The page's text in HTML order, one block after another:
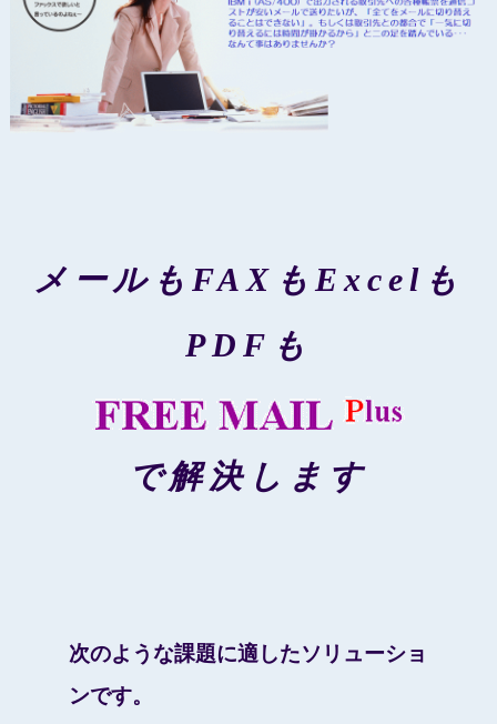
メールもFAXもExcelも
PDFも
で解決します
次のような課題に適したソリューショ
ンです。